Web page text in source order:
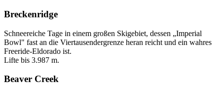
Breckenridge
Schneereiche Tage in einem großen Skigebiet, dessen „Imperial
Bowl" fast an die Viertausendergrenze heran reicht und ein wahres
Freeride-Eldorado ist.
Lifte bis 3.987 m.
Beaver Creek